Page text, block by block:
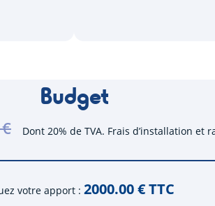
Budget
Dont 20% de TVA. Frais d’installation et
votre apport 2000.00€ TTC